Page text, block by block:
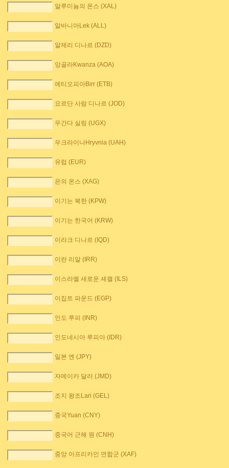
알루미늄의 온스 (XAL)
알바니아Lek (ALL)
알제리 디나르 (DZD)
앙골라Kwanza (AOA)
에티오피아Birr (ETB)
요르단 사람 디나르 (JOD)
우간다 실링 (UGX)
우크라이나Hryvnia (UAH)
유럽 (EUR)
은의 온스 (XAG)
이기는 북한 (KPW)
이기는 한국어 (KRW)
이라크 디나르 (IQD)
이란 리알 (IRR)
이스라엘 새로운 셰캘 (ILS)
이집트 파운드 (EGP)
인도 루피 (INR)
인도네시아 루피아 (IDR)
일본 엔 (JPY)
자메이카 달러 (JMD)
조지 왕조Lari (GEL)
중국Yuan (CNY)
중국어 근해 원 (CNH)
중앙 아프리카인 연합군 (XAF)